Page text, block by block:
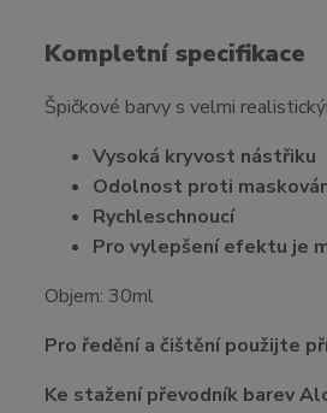
Kompletní specifikace
Špičkové barvy s velmi
Vysoká kryvost nástřiku
Odolnost proti
Rychleschnoucí
Pro vylepšení efektu je
Objem: 30ml
Pro ředění a čištění použijte
Ke stažení převodník barev